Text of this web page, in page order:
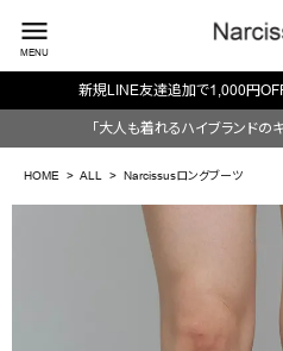
menu
MENU
ようこそ ゲスト 様
新規LINE友達追加で1,000円
「大人も着れるハイブランドの
HOME ALL Narcissusロングブーツ